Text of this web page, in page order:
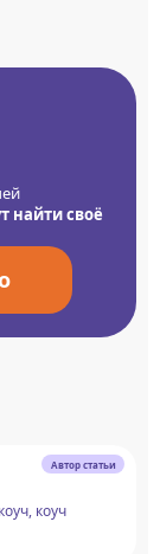
найти своё
Автор статьи
коуч